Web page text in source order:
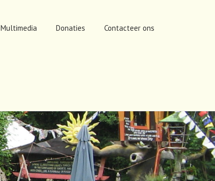
Multimedia Donaties Contacteer ons